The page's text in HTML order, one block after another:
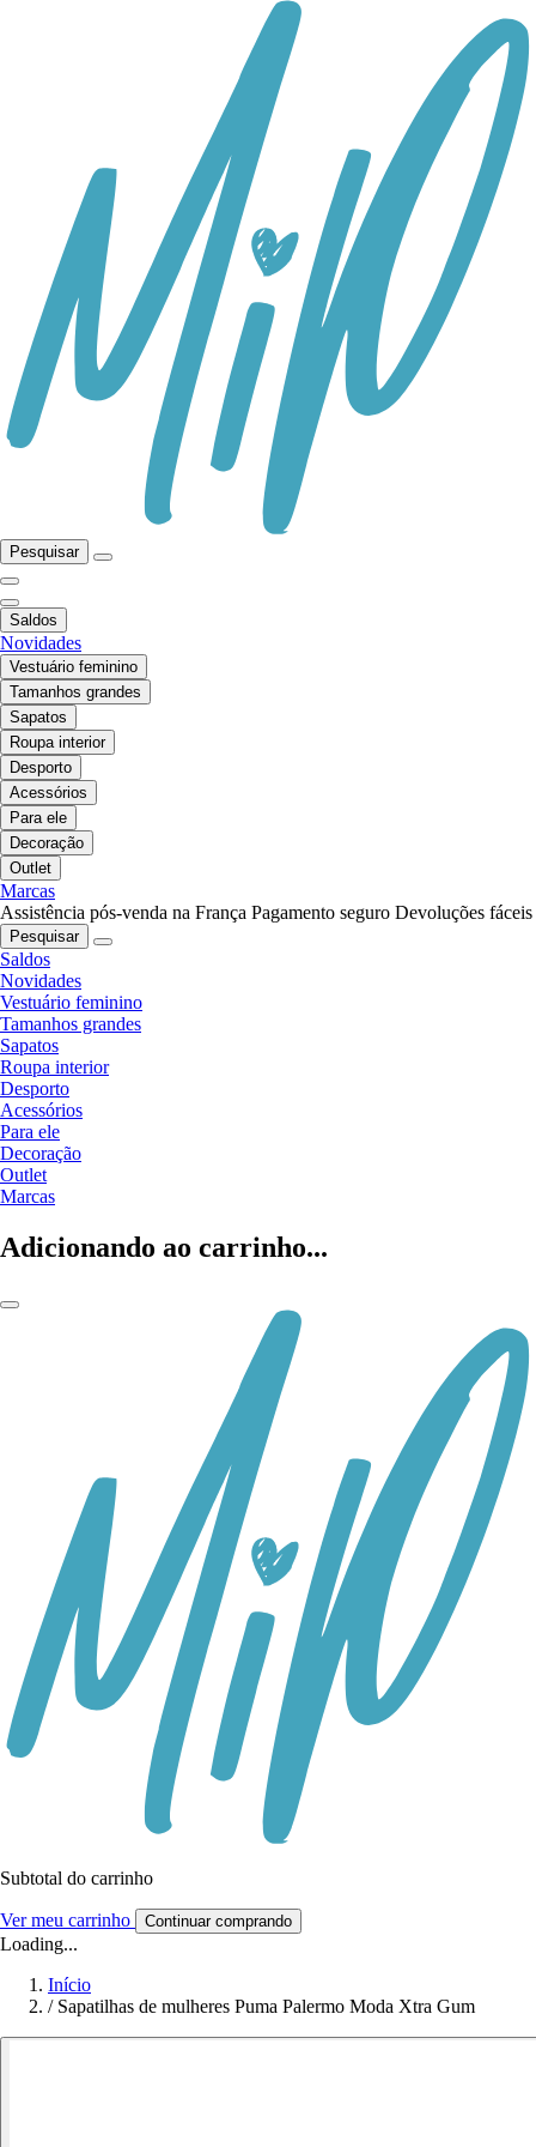
Pesquisar
Saldos
Novidades
Vestuário feminino
Tamanhos grandes
Sapatos
Roupa interior
Desporto
Acessórios
Para ele
Decoração
Outlet
Marcas
Assistência pós-venda na França Pagamento seguro Devoluções fáceis
Pesquisar
Saldos
Novidades
Vestuário feminino
Tamanhos grandes
Sapatos
Roupa interior
Desporto
Acessórios
Para ele
Decoração
Outlet
Marcas
Adicionando ao carrinho...
Subtotal do carrinho
Ver meu carrinho Continuar comprando
Loading...
Início
/ Sapatilhas de mulheres Puma Palermo Moda Xtra Gum